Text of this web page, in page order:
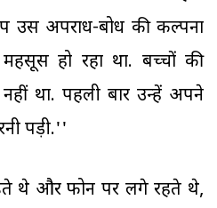
अपराध-बोध की कल्पना
हो रहा था. बच्चों की
था. पहली बार उन्हें अपने
पड़ी.''
थे और फोन पर लगे रहते थे,